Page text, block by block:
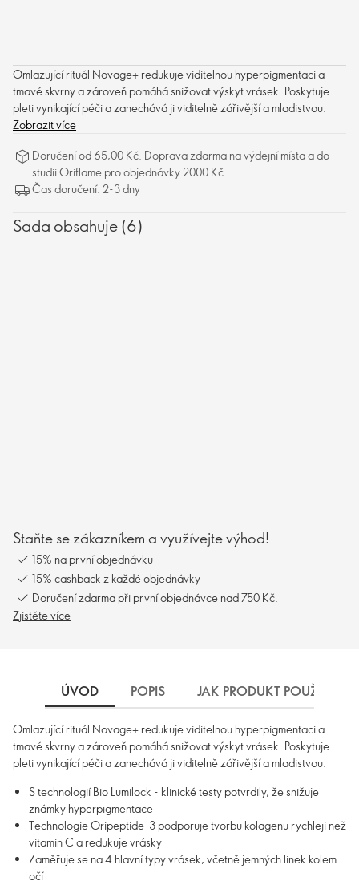
Omlazující rituál Novage+ redukuje viditelnou hyperpigmentaci a
tmavé skvrny a zároveň pomáhá snižovat výskyt vrásek. Poskytuje
pleti vynikající péči a zanechává ji viditelně zářivější a mladistvou.
Zobrazit více
Doručení od 65,00 Kč. Doprava zdarma na výdejní místa a do
studii Oriflame pro objednávky 2000 Kč
Čas doručení: 2-3 dny
Sada obsahuje (6)
Staňte se zákazníkem a využívejte výhod!
15% na první objednávku
15% cashback z každé objednávky
Doručení zdarma při první objednávce nad 750 Kč.
Zjistěte více
ÚVOD POPIS JAK PRODUKT POUŽÍVAT
Omlazující rituál Novage+ redukuje viditelnou hyperpigmentaci a
tmavé skvrny a zároveň pomáhá snižovat výskyt vrásek. Poskytuje
pleti vynikající péči a zanechává ji viditelně zářivější a mladistvou.
S technologií Bio Lumilock - klinické testy potvrdily, že snižuje
známky hyperpigmentace
Technologie Oripeptide-3 podporuje tvorbu kolagenu rychleji než
vitamin C a redukuje vrásky
Zaměřuje se na 4 hlavní typy vrásek, včetně jemných linek kolem
očí